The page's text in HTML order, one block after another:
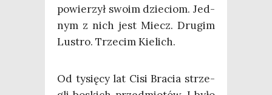
powie­rzył swo­im dzie­ciom. Jed­
nym z nich jest Miecz. Dru­gim
Lustro. Trze­cim Kielich.
Od tysię­cy lat Cisi Bra­cia strze­